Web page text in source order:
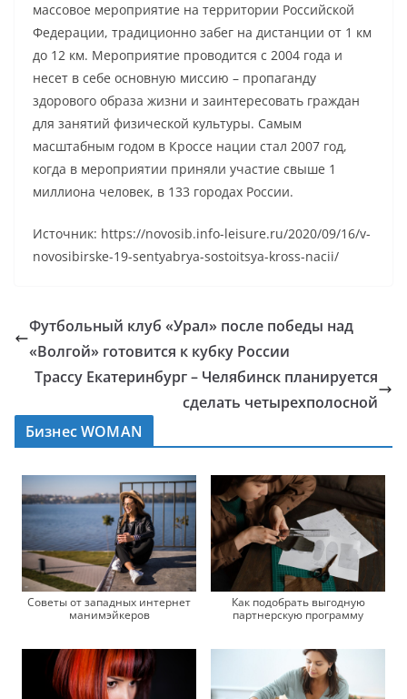
массовое мероприятие на территории Российской
Федерации, традиционно забег на дистанции от 1 км
до 12 км. Мероприятие проводится с 2004 года и
несет в себе основную миссию – пропаганду
здорового образа жизни и заинтересовать граждан
для занятий физической культуры. Самым
масштабным годом в Кроссе нации стал 2007 год,
когда в мероприятии приняли участие свыше 1
миллиона человек, в 133 городах России.
Источник: https://novosib.info-leisure.ru/2020/09/16/v-
novosibirske-19-sentyabrya-sostoitsya-kross-nacii/
Футбольный клуб «Урал» после победы над
«Волгой» готовится к кубку России
Трассу Екатеринбург – Челябинск планируется
сделать четырехполосной
Бизнес WOMAN
Советы от западных интернет
манимэйкеров
Как подобрать выгодную
партнерскую программу